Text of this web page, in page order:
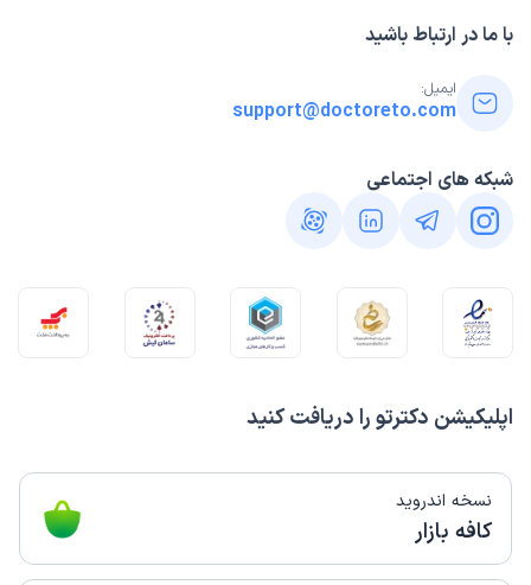
اپلیکیشن دکترتو را دریافت کنید
نسخه اندروید
کافه بازار
با ما در ارتباط باشید
ایمیل:
support@doctoreto.com
شبکه های اجتماعی